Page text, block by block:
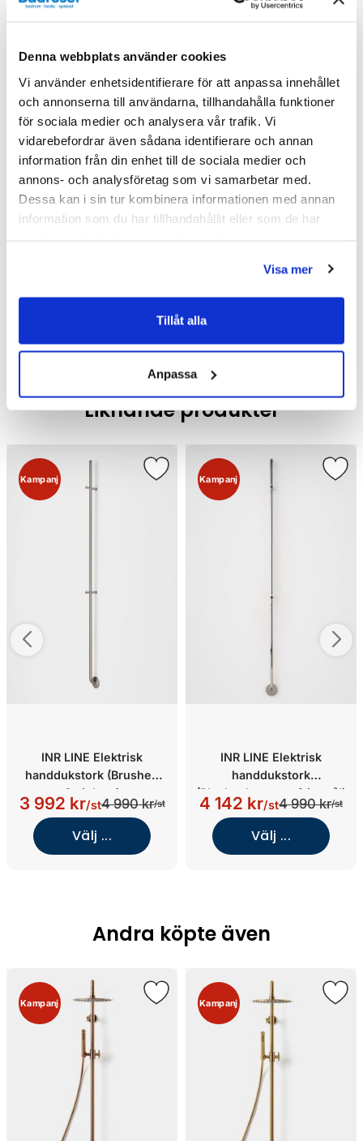
Denna webbplats använder cookies
Vi använder enhetsidentifierare för att anpassa innehållet
och annonserna till användarna, tillhandahålla funktioner
för sociala medier och analysera vår trafik. Vi
vidarebefordrar även sådana identifierare och annan
information från din enhet till de sociala medier och
annons- och analysföretag som vi samarbetar med.
Dessa kan i sin tur kombinera informationen med annan
information som du har tillhandahållit eller som de har
Visa mer
Tillåt alla
Anpassa
80001502
EAN / GTIN: 7392102810889
Dokument
INR_garantivillkor.pdf(77.97 KB)
Relaterade kategorier
Liknande produkter
Kampanj
INR LINE Elektrisk
handdukstork (Brushed
Stainless)
3 992 kr/st4 990 kr/st
Välj ...
Kampanj
INR LINE Elektrisk
handdukstork
(Blankpolerat rostfritt stål)
4 142 kr/st4 990 kr/st
Välj ...
Andra köpte även
Kampanj Kampanj